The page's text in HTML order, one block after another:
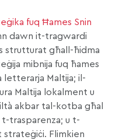
fuq Ħames Snin
dawn it-tragwardi
strutturat għall-ħidma
mibnija fuq ħames
Maltija; il-
Maltija lokalment u
akbar tal-kotba għal
trasparenza; u t-
strateġiċi. Flimkien